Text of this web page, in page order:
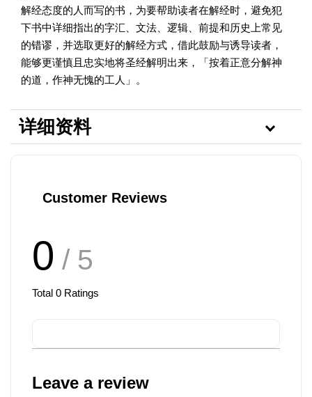
解经态度的人而写的书，为要帮助读者在解经时，避免犯
下书中详细指出的字汇、文法、逻辑、前提和历史上常见
的错谬，并选取更好的解经方式，借此鼓励与诱导读者，
能够更谨慎且忠实地将圣经解明出来，「按着正意分解神
的道，作神无愧的工人」。
详细资料
Customer Reviews
0 / 5
Total 0 Ratings
Leave a review